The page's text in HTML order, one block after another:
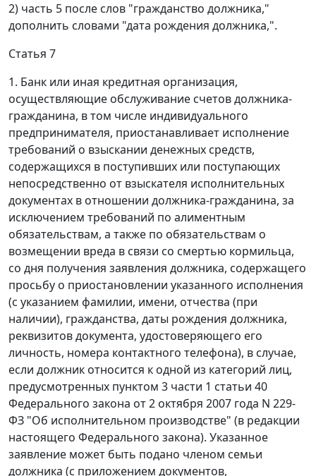
2) часть 5 после слов "гражданство должника,"
дополнить словами "дата рождения должника,".
Статья 7
1. Банк или иная кредитная организация,
осуществляющие обслуживание счетов должника-
гражданина, в том числе индивидуального
предпринимателя, приостанавливает исполнение
требований о взыскании денежных средств,
содержащихся в поступивших или поступающих
непосредственно от взыскателя исполнительных
документах в отношении должника-гражданина, за
исключением требований по алиментным
обязательствам, а также по обязательствам о
возмещении вреда в связи со смертью кормильца,
со дня получения заявления должника, содержащего
просьбу о приостановлении указанного исполнения
(с указанием фамилии, имени, отчества (при
наличии), гражданства, даты рождения должника,
реквизитов документа, удостоверяющего его
личность, номера контактного телефона), в случае,
если должник относится к одной из категорий лиц,
предусмотренных пунктом 3 части 1 статьи 40
Федерального закона от 2 октября 2007 года N 229-
ФЗ "Об исполнительном производстве" (в редакции
настоящего Федерального закона). Указанное
заявление может быть подано членом семьи
должника (с приложением документов,